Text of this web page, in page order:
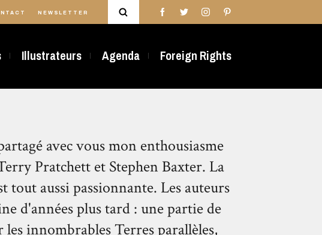
NEWSLETTER
Illustrateurs Agenda Foreign Rights
avec vous mon enthousiasme
Pratchett et Stephen Baxter. La
tout aussi passionnante. Les auteurs
d'années plus tard : une partie de
innombrables Terres parallèles,